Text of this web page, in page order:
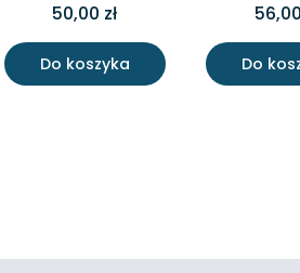
50,00 zł
Do koszyka Do